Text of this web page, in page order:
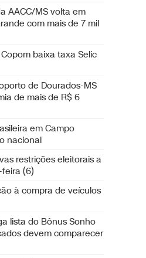
AACC/MS volta em
com mais de 7 mil
baixa taxa Selic
de Dourados-MS
de mais de R$ 6
em Campo
nacional
restrições eleitorais a
(6)
à compra de veículos
lista do Bônus Sonho
devem comparecer